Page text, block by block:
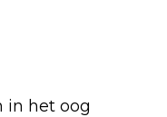
in het oog